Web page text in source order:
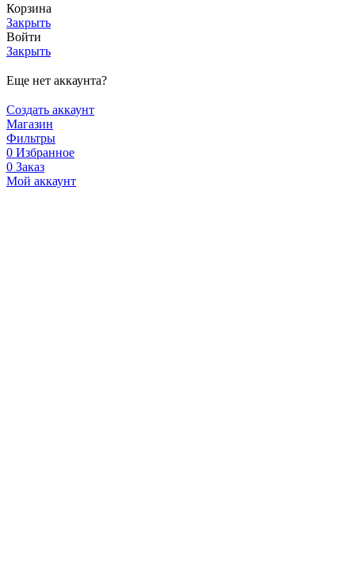
Корзина
Закрыть
Войти
Закрыть
Еще нет аккаунта?
Создать аккаунт
Магазин
Фильтры
0 Избранное
0 Заказ
Мой аккаунт